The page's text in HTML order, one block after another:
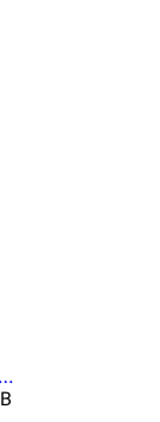
SG1 3x08 Einschlagsort des Rings.jpg